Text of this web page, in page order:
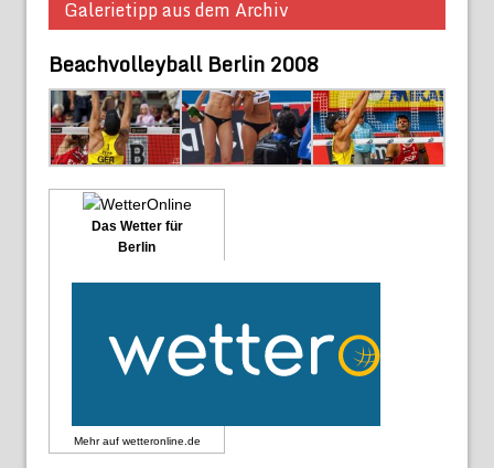
Galerietipp aus dem Archiv
Beachvolleyball Berlin 2008
Das Wetter für
Berlin
Mehr auf wetteronline.de